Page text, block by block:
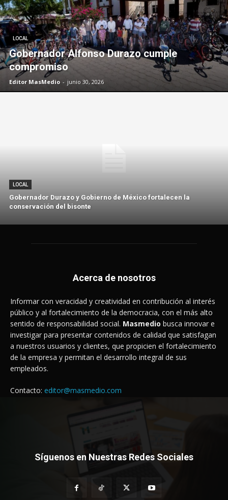
LOCAL
Gobernador Alfonso Durazo cumple
compromiso
Editor MasMedio - junio 30, 2026
LOCAL
Gobernador Durazo y Gobierno de México fortalecen la
conservación del bisonte
Acerca de nosotros
Informar con veracidad y creatividad en contribución al interés
público y al fortalecimiento de la democracia, con el más alto
sentido de responsabilidad social. Masmedio busca innovar e
investigar para presentar contenidos de calidad que satisfagan
a nuestros usuarios y clientes, que propicien el fortalecimiento
de la empresa y permitan el desarrollo integral de sus
empleados.
Contacto: editor@masmedio.com
Síguenos en Nuestras Redes Sociales